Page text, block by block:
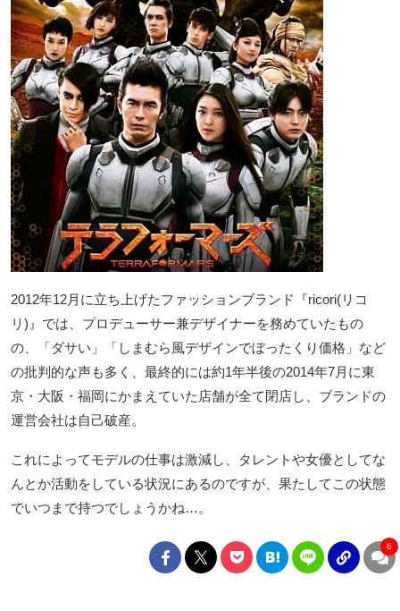
2012年12月に立ち上げたファッションブランド『ricori(リコ
リ)』では、プロデューサー兼デザイナーを務めていたもの
の、「ダサい」「しまむら風デザインでぼったくり価格」など
の批判的な声も多く、最終的には約1年半後の2014年7月に東
京・大阪・福岡にかまえていた店舗が全て閉店し、ブランドの
運営会社は自己破産。
これによってモデルの仕事は激減し、タレントや女優としてな
んとか活動をしている状況にあるのですが、果たしてこの状態
でいつまで持つでしょうかね…。
6